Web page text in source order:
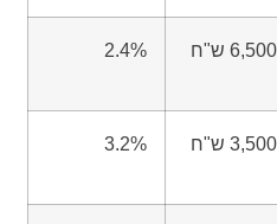
6,500 ש"ח 2.4%
3,500 ש"ח 3.2%